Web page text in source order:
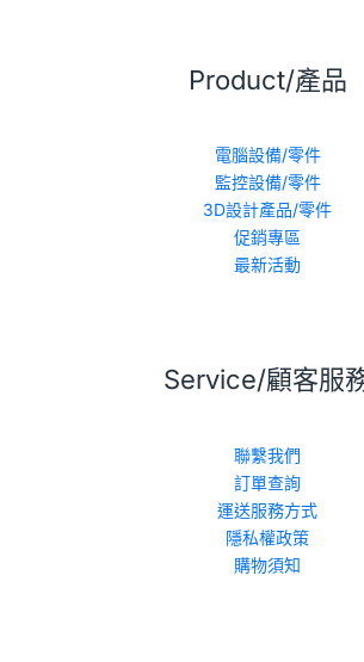
Product/產品
電腦設備/零件
監控設備/零件
3D設計產品/零件
促銷專區
最新活動
Service/顧客服
聯繫我們
訂單查詢
運送服務方式
隱私權政策
購物須知